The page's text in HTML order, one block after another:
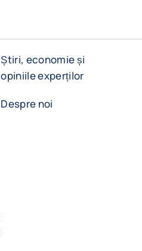
Știri, economie și
opiniile experților
Despre noi